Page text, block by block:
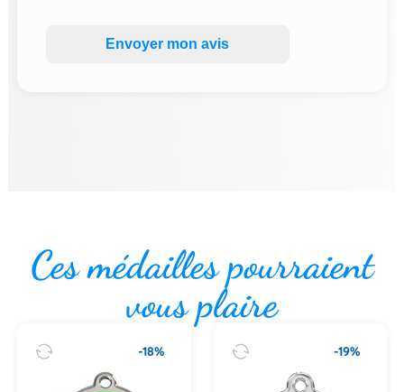
Envoyer mon avis
Ces médailles pourraient
vous plaire
-18% -19%